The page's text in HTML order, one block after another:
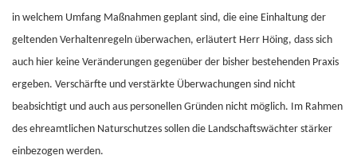
in welchem Umfang Maßnahmen geplant sind, die eine Einhaltung der
geltenden Verhaltenregeln überwachen, erläutert Herr Höing, dass sich
auch hier keine Veränderungen gegenüber der bisher bestehenden Praxis
ergeben. Verschärfte und verstärkte Überwachungen sind nicht
beabsichtigt und auch aus personellen Gründen nicht möglich. Im Rahmen
des ehreamtlichen Naturschutzes sollen die Landschaftswächter stärker
einbezogen werden.